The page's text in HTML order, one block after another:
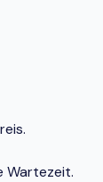
Wartezeit.